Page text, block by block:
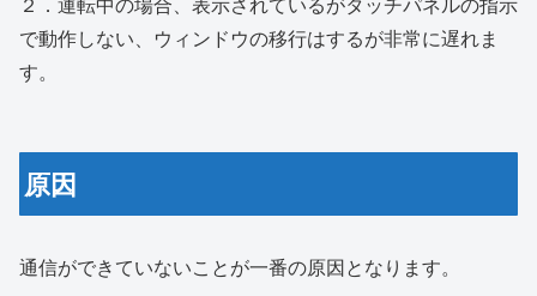
で動作しない、ウィンドウの移行はするが非常に遅れま
す。
原因
通信ができていないことが一番の原因となります。